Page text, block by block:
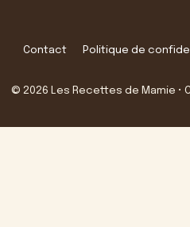
Contact Politique de
© 2026 Les Recettes de Mamie •